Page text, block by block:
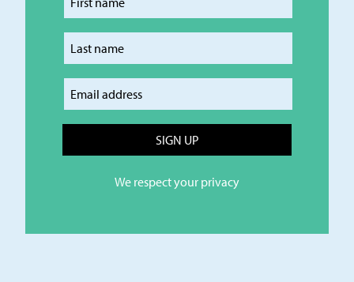
Enter your first name
Enter your last name
Enter your email
We respect your privacy